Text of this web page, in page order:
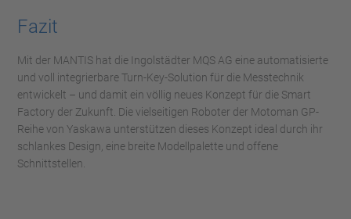
Fazit
Mit der MANTIS hat die Ingolstädter MQS AG eine automatisierte
und voll integrierbare Turn-Key-Solution für die Messtechnik
entwickelt – und damit ein völlig neues Konzept für die Smart
Factory der Zukunft. Die vielseitigen Roboter der Motoman GP-
Reihe von Yaskawa unterstützen dieses Konzept ideal durch ihr
schlankes Design, eine breite Modellpalette und offene
Schnittstellen.